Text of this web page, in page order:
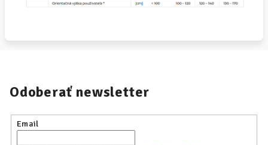
Odoberať newsletter
Email